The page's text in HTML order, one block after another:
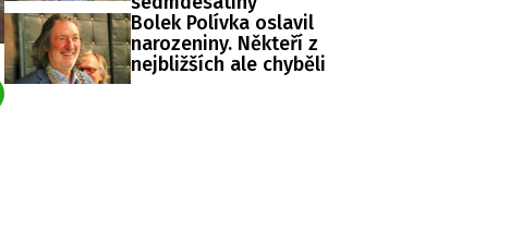
Bolek Polívka oslavil
narozeniny. Někteří z
nejbližších ale chyběli